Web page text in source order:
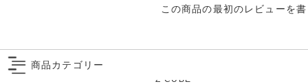
この商品の最初のレビューを
商品カテゴリー